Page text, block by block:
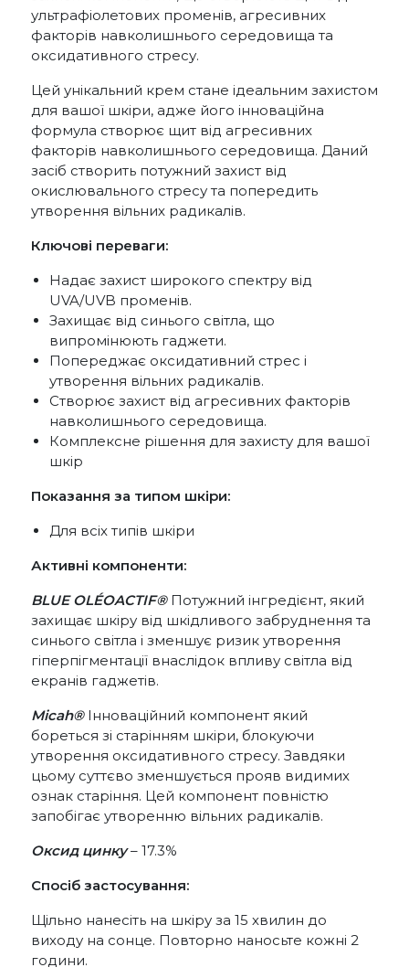
ультрафіолетових променів, агресивних
факторів навколишнього середовища та
оксидативного стресу.
Цей унікальний крем стане ідеальним захистом
для вашої шкіри, адже його інноваційна
формула створює щит від агресивних
факторів навколишнього середовища. Даний
засіб створить потужний захист від
окислювального стресу та попередить
утворення вільних радикалів.
Ключові переваги:
Надає захист широкого спектру від
UVA/UVB променів.
Захищає від синього світла, що
випромінюють гаджети.
Попереджає оксидативний стрес і
утворення вільних радикалів.
Створює захист від агресивних факторів
навколишнього середовища.
Комплексне рішення для захисту для вашої
шкір
Показання за типом шкіри:
Для всіх типів шкіри
Активні компоненти:
BLUE OLÉOACTIF®Потужний інгредієнт, який
захищає шкіру від шкідливого забруднення та
синього світла і зменшує ризик утворення
гіперпігментації внаслідок впливу світла від
екранів гаджетів.
Micah® Інноваційний компонент який
бореться зі старінням шкіри, блокуючи
утворення оксидативного стресу. Завдяки
цьому суттєво зменшується прояв видимих
ознак старіння. Цей компонент повністю
запобігає утворенню вільних радикалів.
Оксид цинку– 17.3%
Спосіб застосування:
Щільно нанесіть на шкіру за 15 хвилин до
виходу на сонце. Повторно наносьте кожні 2
години.